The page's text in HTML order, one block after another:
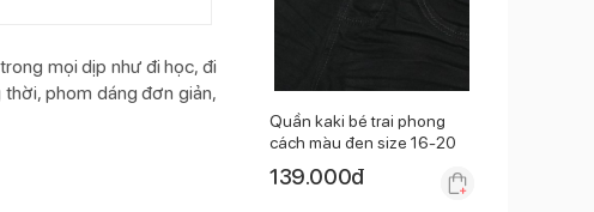
mọi dịp như đi học, đi
phom dáng đơn giản,
Quần kaki bé trai phong
cách màu đen size 16-20
139.000đ